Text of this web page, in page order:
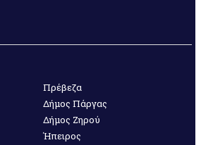
Πρέβεζα
Δήμος Πάργας
Δήμος Ζηρού
Ήπειρος